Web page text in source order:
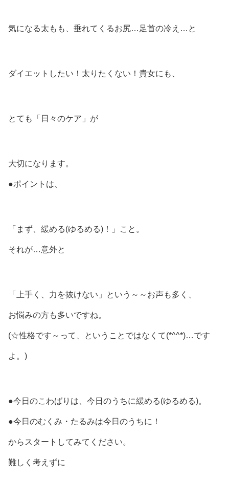
気になる太もも、垂れてくるお尻…足首の冷え…と
ダイエットしたい！太りたくない！貴女にも、
とても「日々のケア」が
大切になります。
●ポイントは、
「まず、緩める(ゆるめる)！」こと。
それが…意外と
「上手く、力を抜けない」という～～お声も多く、
お悩みの方も多いですね。
(☆性格です～って、ということではなくて(*^^*)…です
よ。)
●今日のこわばりは、今日のうちに緩める(ゆるめる)。
●今日のむくみ・たるみは今日のうちに！
からスタートしてみてください。
難しく考えずに